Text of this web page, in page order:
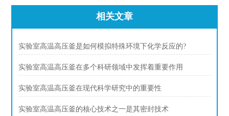
相关文章
实验室高温高压釜是如何模拟特殊环境下化学反应的?
实验室高温高压釜在多个科研领域中发挥着重要作用
实验室高温高压釜在现代科学研究中的重要性
实验室高温高压釜的核心技术之一是其密封技术